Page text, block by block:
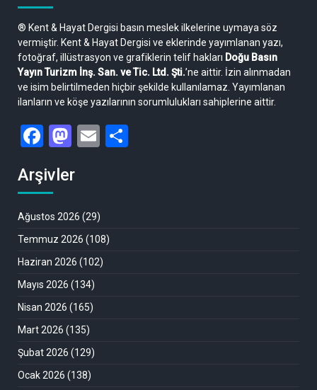
® Kent & Hayat Dergisi basın meslek ilkelerine uymaya söz
vermiştir. Kent & Hayat Dergisi ve eklerinde yayımlanan yazı,
fotoğraf, illüstrasyon ve grafiklerin telif hakları Doğu Basın
Yayın Turizm İnş. San. ve Tic. Ltd. Şti.’ne aittir. İzin alınmadan
ve isim belirtilmeden hiçbir şekilde kullanılamaz. Yayımlanan
ilanların ve köşe yazılarının sorumlulukları sahiplerine aittir.
Facebook
Mastodon
Email
Arşivler
Ağustos 2026 (29)
Temmuz 2026 (108)
Haziran 2026 (102)
Mayıs 2026 (134)
Nisan 2026 (165)
Mart 2026 (135)
Şubat 2026 (129)
Ocak 2026 (138)